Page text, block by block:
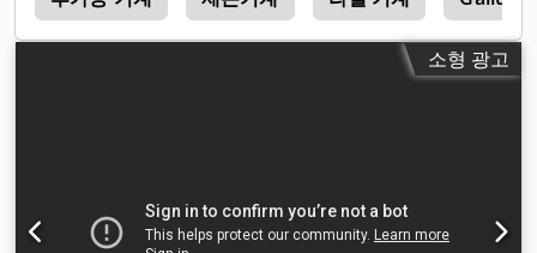
소형 광고